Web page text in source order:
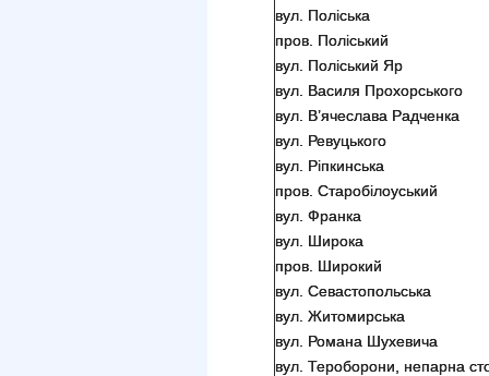
вул. Поліська
пров. Поліський
вул. Поліський Яр
вул. Василя Прохорського
вул. В’ячеслава Радченка
вул. Ревуцького
вул. Ріпкинська
пров. Старобілоуський
вул. Франка
вул. Широка
пров. Широкий
вул. Севастопольська
вул. Житомирська
вул. Романа Шухевича
вул. Тероборони, непарна